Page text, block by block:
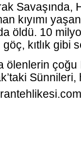
Savaşında,
kıyımı
öldü. 10
kıtlık gibi
ölenlerin